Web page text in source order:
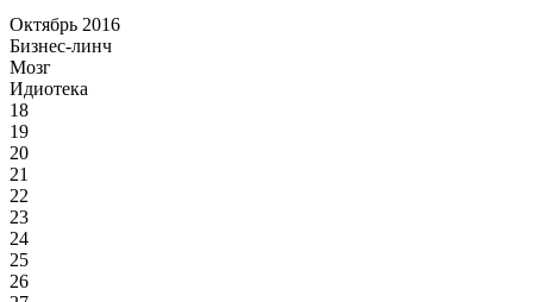
Октябрь 2016
Бизнес-линч
Мозг
Идиотека
18
19
20
21
22
23
24
25
26